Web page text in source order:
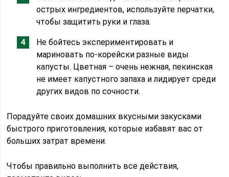
острых ингредиентов, используйте перчатки,
чтобы защитить руки и глаза.
Не бойтесь экспериментировать и
мариновать по-корейски разные виды
капусты. Цветная – очень нежная, пекинская
не имеет капустного запаха и лидирует среди
других видов по сочности.
Порадуйте своих домашних вкусными закусками
быстрого приготовления, которые избавят вас от
больших затрат времени.
Чтобы правильно выполнить все действия,